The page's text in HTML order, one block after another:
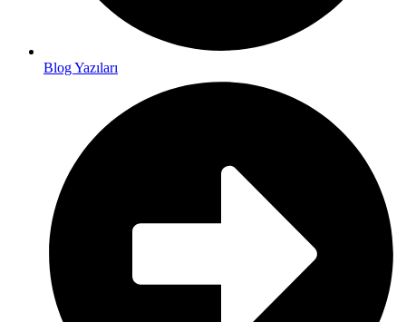
Blog Yazıları